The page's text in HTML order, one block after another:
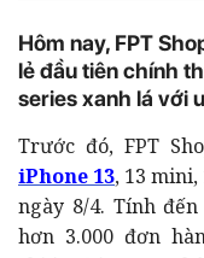
Hôm nay, FPT
lẻ đầu tiên chính
series xanh lá với
Trước đó, FPT
iPhone 13, 13
ngày 8/4. Tính
hơn 3.000 đơn